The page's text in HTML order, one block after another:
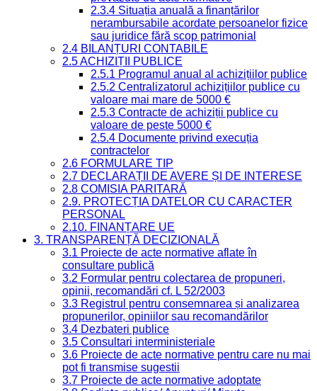
2.3.4 Situația anuală a finanțărilor
nerambursabile acordate persoanelor fizice
sau juridice fără scop patrimonial
2.4 BILANȚURI CONTABILE
2.5 ACHIZIȚII PUBLICE
2.5.1 Programul anual al achizițiilor publice
2.5.2 Centralizatorul achizițiilor publice cu
valoare mai mare de 5000 €
2.5.3 Contracte de achiziții publice cu
valoare de peste 5000 €
2.5.4 Documente privind execuția
contractelor
2.6 FORMULARE TIP
2.7 DECLARAȚII DE AVERE ȘI DE INTERESE
2.8 COMISIA PARITARĂ
2.9. PROTECȚIA DATELOR CU CARACTER
PERSONAL
2.10. FINANȚARE UE
3. TRANSPARENȚĂ DECIZIONALĂ
3.1 Proiecte de acte normative aflate în
consultare publică
3.2 Formular pentru colectarea de propuneri,
opinii, recomandări cf. L 52/2003
3.3 Registrul pentru consemnarea și analizarea
propunerilor, opiniilor sau recomandărilor
3.4 Dezbateri publice
3.5 Consultari interministeriale
3.6 Proiecte de acte normative pentru care nu mai
pot fi transmise sugestii
3.7 Proiecte de acte normative adoptate